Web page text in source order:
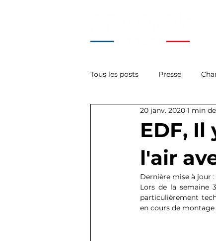
Tous les posts Presse
La Minute Tech' Acces
EDF,
l'air
20 janv. 2020 1 min
Dernière mise à jour :
Lors de la semaine
particulièrement
en cours de montage